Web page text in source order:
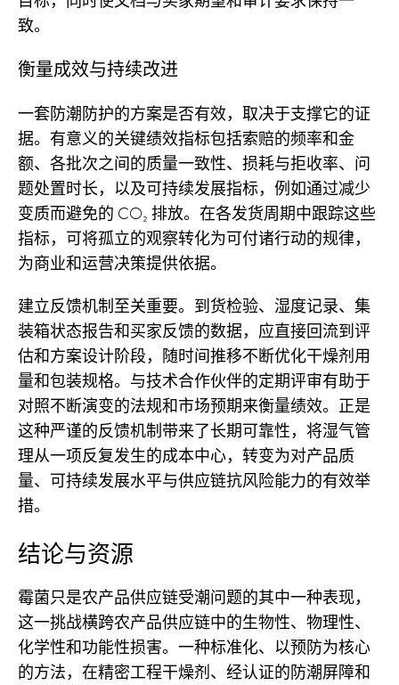
致。
衡量成效与持续改进
一套防潮防护的方案是否有效，取决于支撑它的证
据。有意义的关键绩效指标包括索赔的频率和金
额、各批次之间的质量一致性、损耗与拒收率、问
题处置时长，以及可持续发展指标，例如通过减少
变质而避免的 CO₂ 排放。在各发货周期中跟踪这些
指标，可将孤立的观察转化为可付诸行动的规律，
为商业和运营决策提供依据。
建立反馈机制至关重要。到货检验、湿度记录、集
装箱状态报告和买家反馈的数据，应直接回流到评
估和方案设计阶段，随时间推移不断优化干燥剂用
量和包装规格。与技术合作伙伴的定期评审有助于
对照不断演变的法规和市场预期来衡量绩效。正是
这种严谨的反馈机制带来了长期可靠性，将湿气管
理从一项反复发生的成本中心，转变为对产品质
量、可持续发展水平与供应链抗风险能力的有效举
措。
结论与资源
霉菌只是农产品供应链受潮问题的其中一种表现，
这一挑战横跨农产品供应链中的生物性、物理性、
化学性和功能性损害。一种标准化、以预防为核心
的方法，在精密工程干燥剂、经认证的防潮屏障和